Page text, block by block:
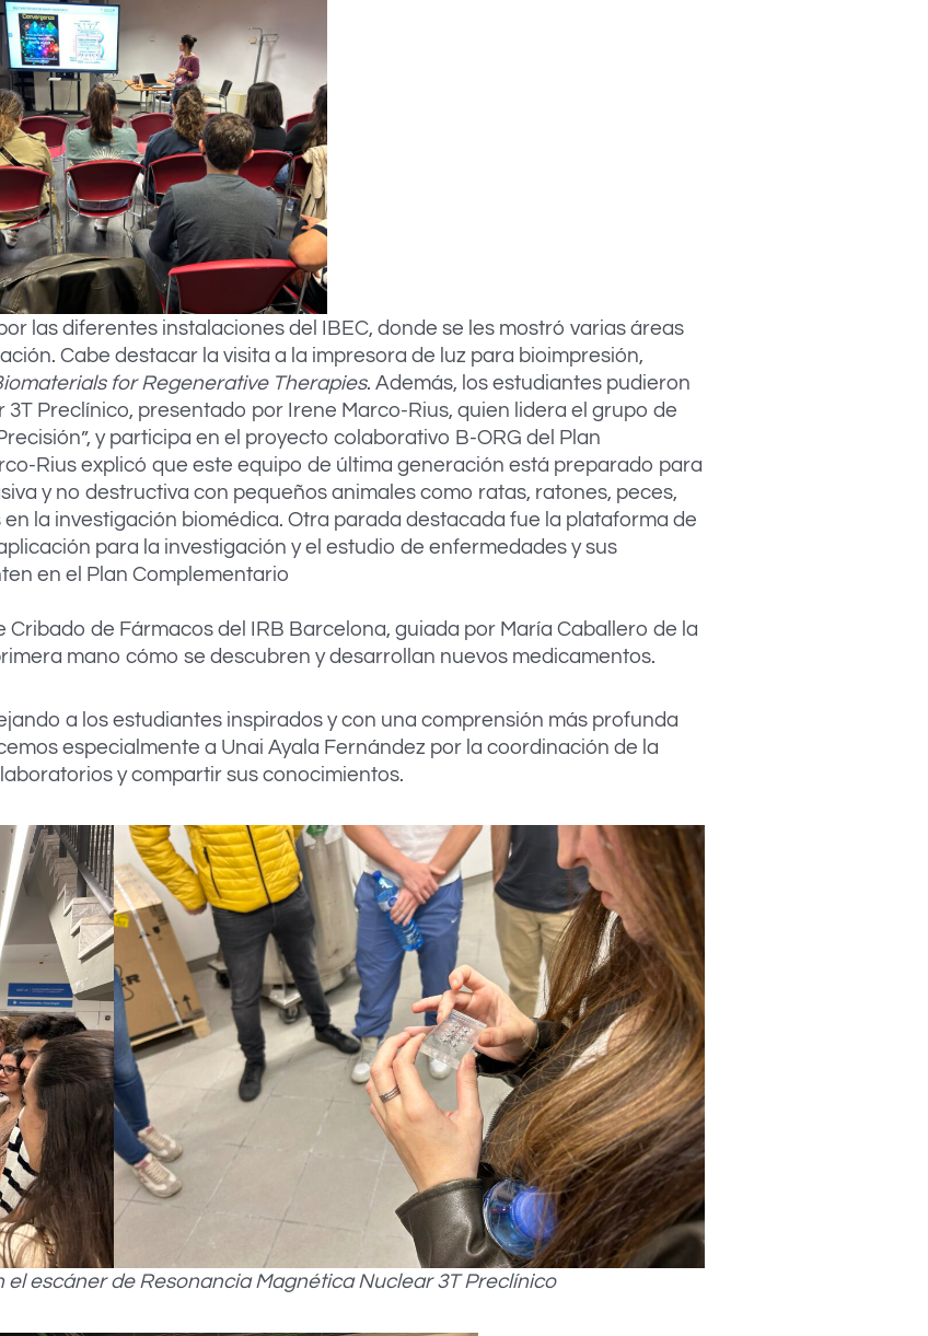
las diferentes instalaciones del IBEC, donde se les mostró varias áreas
Cabe destacar la visita a la impresora de luz para bioimpresión,
for Regenerative Therapies. Además, los estudiantes pudieron
Preclínico, presentado por Irene Marco-Rius, quien lidera el grupo de
y participa en el proyecto colaborativo B-ORG del Plan
Rius explicó que este equipo de última generación está preparado para
y no destructiva con pequeños animales como ratas, ratones, peces,
la investigación biomédica. Otra parada destacada fue la plataforma de
para la investigación y el estudio de enfermedades y sus
en el Plan Complementario
de Fármacos del IRB Barcelona, guiada por María Caballero de la
mano cómo se descubren y desarrollan nuevos medicamentos.
a los estudiantes inspirados y con una comprensión más profunda
especialmente a Unai Ayala Fernández por la coordinación de la
y compartir sus conocimientos.
escáner de Resonancia Magnética Nuclear 3T Preclínico